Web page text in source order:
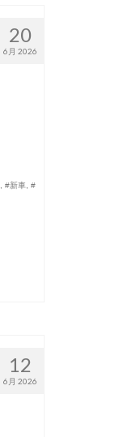
20
6月 2026
,#新車 ,#
12
6月 2026